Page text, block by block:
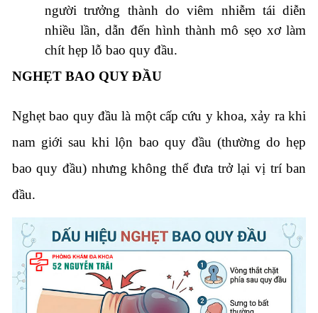
người trưởng thành do viêm nhiễm tái diễn
nhiều lần, dẫn đến hình thành mô sẹo xơ làm
chít hẹp lỗ bao quy đầu.
NGHẸT BAO QUY ĐẦU
Nghẹt bao quy đầu là một cấp cứu y khoa, xảy ra khi
nam giới sau khi lộn bao quy đầu (thường do hẹp
bao quy đầu) nhưng không thể đưa trở lại vị trí ban
đầu.